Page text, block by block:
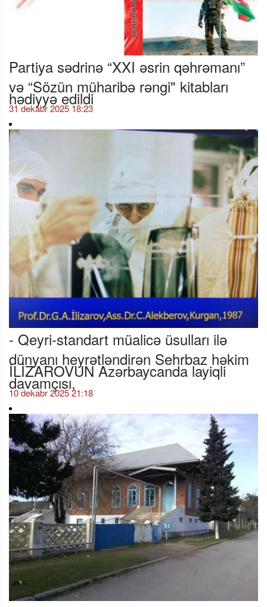
Partiya sədrinə “XXI əsrin qəhrəmanı”
və “Sözün müharibə rəngi" kitabları
hədiyyə edildi
31 dekabr 2025 18:23
- Qeyri-standart müalicə üsulları ilə
dünyanı heyrətləndirən Sehrbaz həkim
İLİZAROVUN Azərbaycanda layiqli
davamçısı,
10 dekabr 2025 21:18